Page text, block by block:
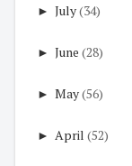
► July(34)
► June (28)
► May(56)
► April (52)